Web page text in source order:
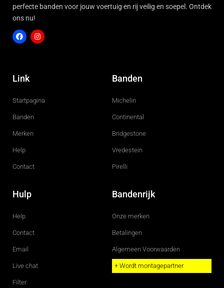
perfecte banden voor jouw voertuig en rij veilig en soepel. Ontdek
ons nu!
c
e
o
g
r
Link
Startpagina
Banden
Merken
Help
Contact
Banden
Michelin
Continental
Bridgestone
Vredestein
Pirelli
Hulp
Help
Contact
Email
Live chat
Filter
Bandenrijk
Onze merken
Betalingen
Algemeen Voorwaarden
+ Wordt montagepartner